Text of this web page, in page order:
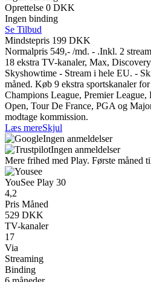
Oprettelse 0 DKK
Ingen binding
Se Tilbud
Mindstepris 199 DKK
Normalpris 549,- /md. - .Inkl. 2
18 ekstra TV-kanaler, Max,
Skyshowtime - Stream i hele EU. -
måned. Køb 9 ekstra sportskanaler
Champions League, Premier
Open, Tour De France, PGA og
modtage kommission.
Læs mereSkjul
Ingen anmeldelser
Ingen anmeldelser
Mere frihed med Play. Første måned
YouSee Play 30
4,2
Pris Måned
529 DKK
TV-kanaler
17
Via
Streaming
Binding